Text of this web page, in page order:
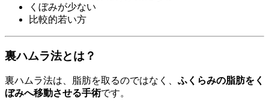
くぼみが少ない
比較的若い方
裏ハムラ法とは？
裏ハムラ法は、脂肪を取るのではなく、 ふくらみの脂肪をく
ぼみへ移動させる手術です。